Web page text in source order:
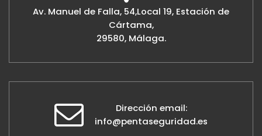
Av. Manuel de Falla, 54,Local 19, Estación de
Cártama,
29580, Málaga.
Dirección email:
info@pentaseguridad.es